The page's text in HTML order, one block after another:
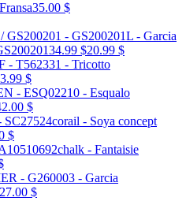
35.00 $
34.99 $20.99 $
$
$
$
27.00 $